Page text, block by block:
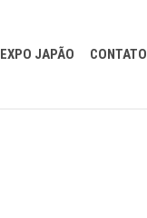
EXPO JAPÃO CONTATO